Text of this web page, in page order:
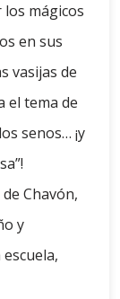
los mágicos
en sus
vasijas de
el tema de
senos… ¡y
Chavón,
y